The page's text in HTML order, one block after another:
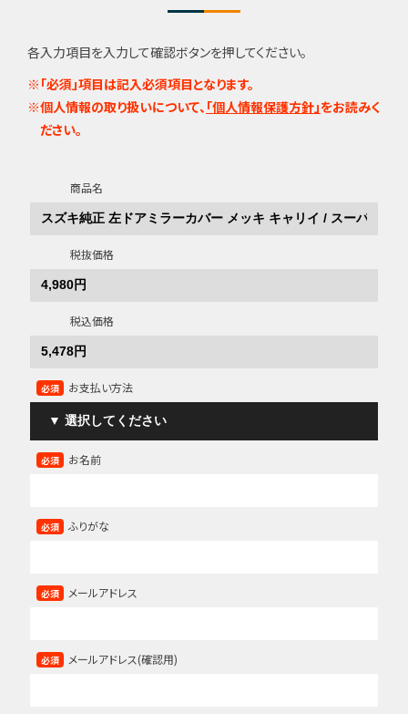
各入力項目を入力して確認ボタンを押してください。
※「必須」項目は記入必須項目となります。
※個人情報の取り扱いについて、 「個人情報保護方針」をお読みく
ださい。
商品名
税抜価格
税込価格
必須 お支払い方法
必須 お名前
必須 ふりがな
必須 メールアドレス
必須 メールアドレス(確認用)